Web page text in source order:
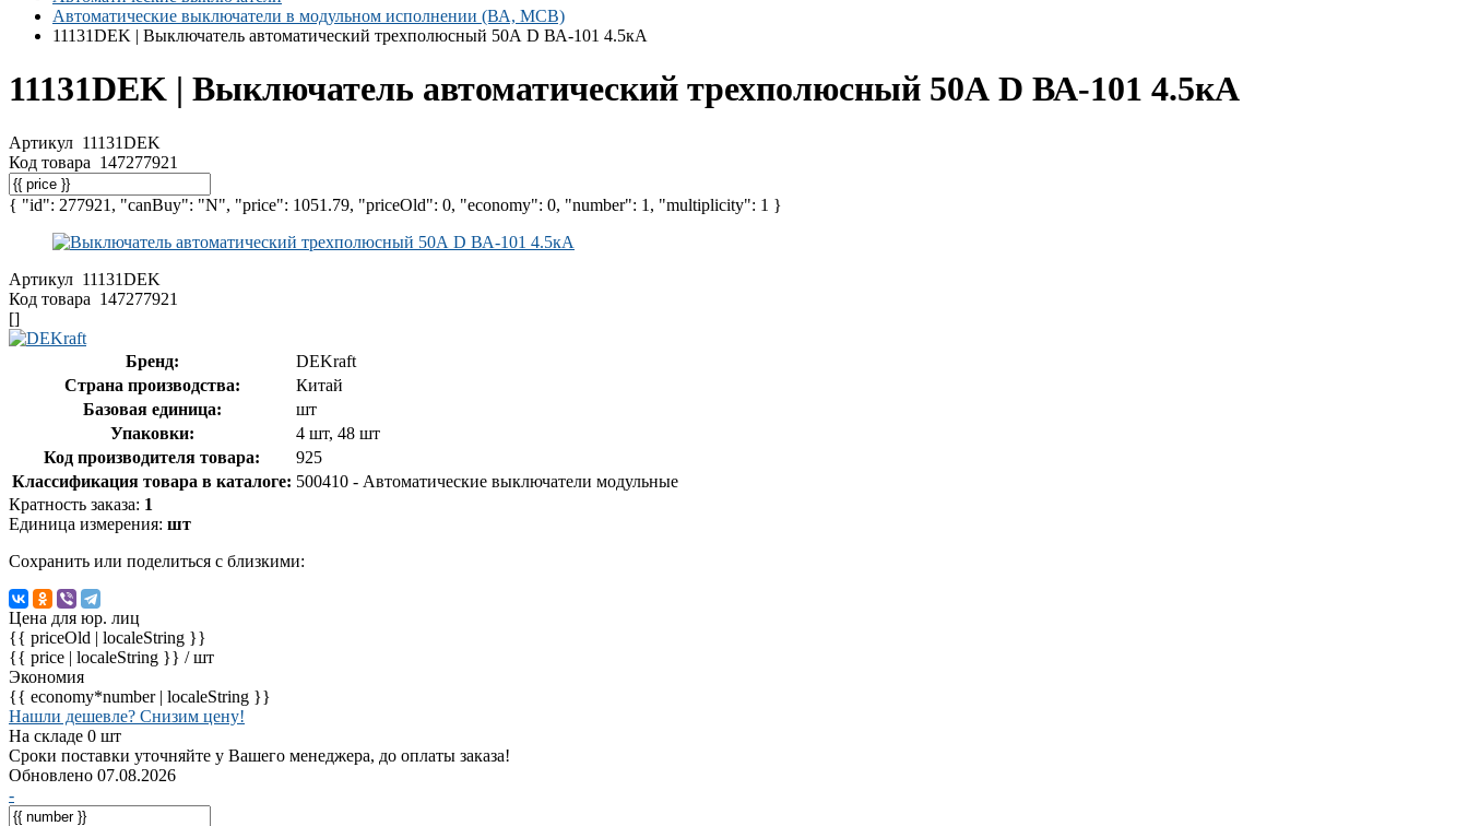
Автоматические выключатели в модульном исполнении (ВА, MCB)
11131DEK | Выключатель автоматический трехполюсный 50А D ВА-101 4.5кА
11131DEK | Выключатель автоматический трехполюсный 50А D ВА-101 4.5кА
Артикул 11131DEK
Код товара 147277921
{ "id": 277921, "canBuy": "N", "price": 1051.79, "priceOld": 0, "economy": 0, "number": 1, "multiplicity": 1 }
Артикул 11131DEK
Код товара 147277921
[]
Бренд:
DEKraft
Страна производства:
Китай
Базовая единица:
шт
Упаковки:
4 шт, 48 шт
Код производителя товара:
925
Классификация товара в каталоге: 500410 - Автоматические выключатели модульные
Кратность заказа: 1
Единица измерения: шт
Сохранить или поделиться с близкими:
Цена для юр. лиц
{{ priceOld | localeString }}
{{ price | localeString }} / шт
Экономия
{{ economy*number | localeString }}
Нашли дешевле? Снизим цену!
На складе 0 шт
Сроки поставки уточняйте у Вашего менеджера, до оплаты заказа!
Обновлено 07.08.2026
-